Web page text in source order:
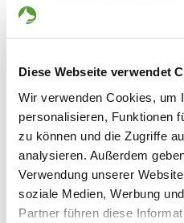
Diese Webseite verwendet
Wir verwenden Cookies, um
personalisieren, Funktionen
zu können und die Zugriffe
analysieren. Außerdem
Verwendung unserer
soziale Medien, Werbung
Partner führen diese
vom
Züchter
Antje Mothes
Albrechtser Str. 22
98554 Benshausen
Kontakt
Telefon: